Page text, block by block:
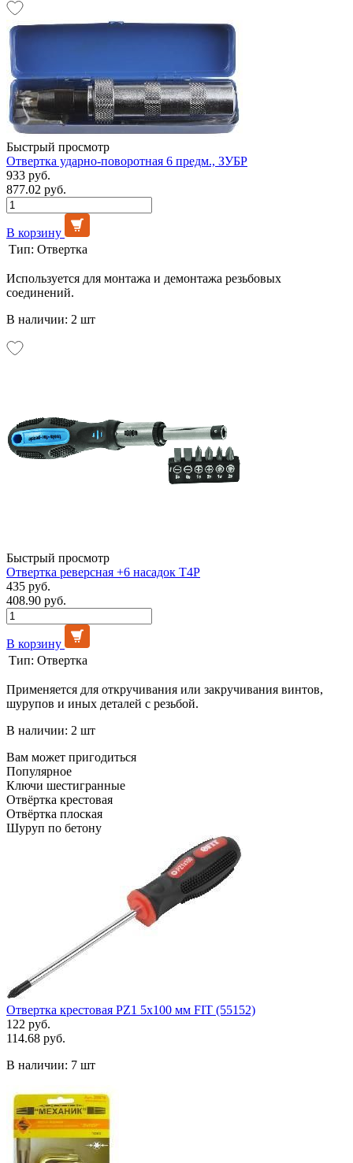
Быстрый просмотр
Отвертка ударно-поворотная 6 предм., ЗУБР
933 руб.
877.02 руб.
В корзину
Тип: Отвертка
Используется для монтажа и демонтажа резьбовых
соединений.
В наличии: 2 шт
Быстрый просмотр
Отвертка реверсная +6 насадок Т4Р
435 руб.
408.90 руб.
В корзину
Тип: Отвертка
Применяется для откручивания или закручивания винтов,
шурупов и иных деталей с резьбой.
В наличии: 2 шт
Вам может пригодиться
Популярное
Ключи шестигранные
Отвёртка крестовая
Отвёртка плоская
Шуруп по бетону
Отвертка крестовая РZ1 5х100 мм FIT (55152)
122 руб.
114.68 руб.
В наличии: 7 шт